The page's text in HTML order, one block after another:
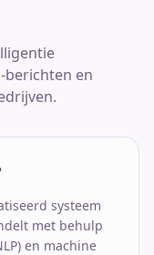
berichten en
systeem
met behulp
en machine